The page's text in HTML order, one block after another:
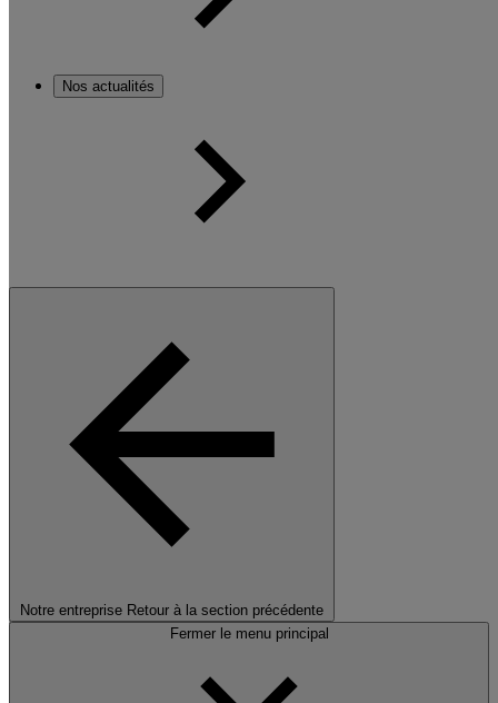
Nos actualités
Notre entreprise Retour à la section précédente
Fermer le menu principal